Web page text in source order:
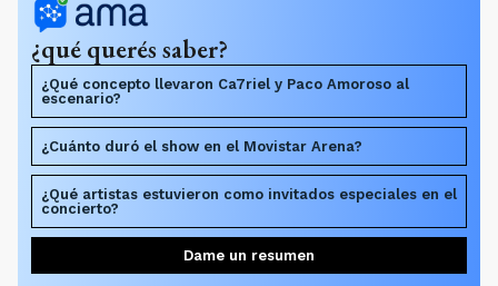
¿qué querés saber?
¿Qué concepto llevaron Ca7riel y Paco Amoroso al
escenario?
¿Cuánto duró el show en el Movistar Arena?
¿Qué artistas estuvieron como invitados especiales en el
concierto?
Dame un resumen